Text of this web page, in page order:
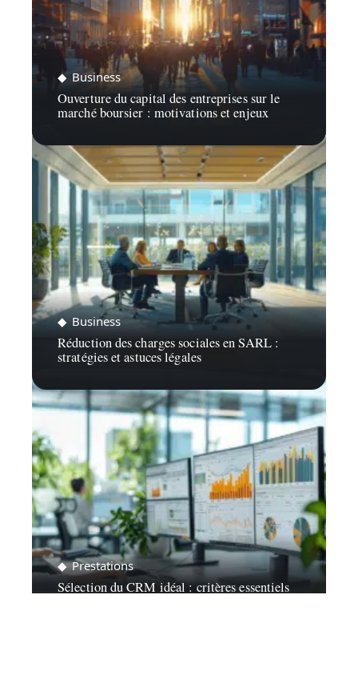
Business
Ouverture du capital des entreprises sur le
marché boursier : motivations et enjeux
Business
Réduction des charges sociales en SARL :
stratégies et astuces légales
Prestations
Sélection du CRM idéal : critères essentiels